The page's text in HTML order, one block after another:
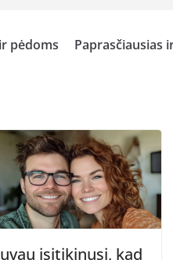
pėdoms Paprasčiausias
įsitikinusi, kad